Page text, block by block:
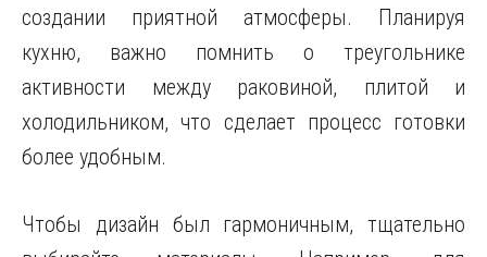
создании приятной атмосферы. Планируя
кухню, важно помнить о треугольнике
активности между раковиной, плитой и
холодильником, что сделает процесс готовки
более удобным.
Чтобы дизайн был гармоничным, тщательно